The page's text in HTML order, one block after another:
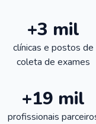
+3 mil
clínicas e postos de
coleta de exames
+19 mil
profissionais